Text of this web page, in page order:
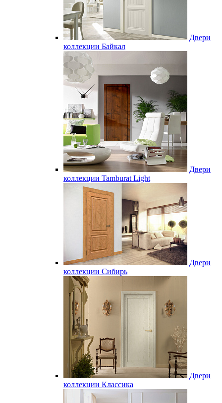
Двери
коллекции Байкал
Двери
коллекции Tamburat Light
Двери
коллекции Сибирь
Двери
коллекции Классика